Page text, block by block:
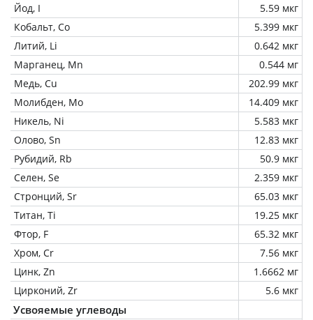
Йод, I
5.59 мкг
Кобальт, Co
5.399 мкг
Литий, Li
0.642 мкг
Марганец, Mn
0.544 мг
Медь, Cu
202.99 мкг
Молибден, Mo
14.409 мкг
Никель, Ni
5.583 мкг
Олово, Sn
12.83 мкг
Рубидий, Rb
50.9 мкг
Селен, Se
2.359 мкг
Стронций, Sr
65.03 мкг
Титан, Ti
19.25 мкг
Фтор, F
65.32 мкг
Хром, Cr
7.56 мкг
Цинк, Zn
1.6662 мг
Цирконий, Zr
5.6 мкг
Усвояемые углеводы